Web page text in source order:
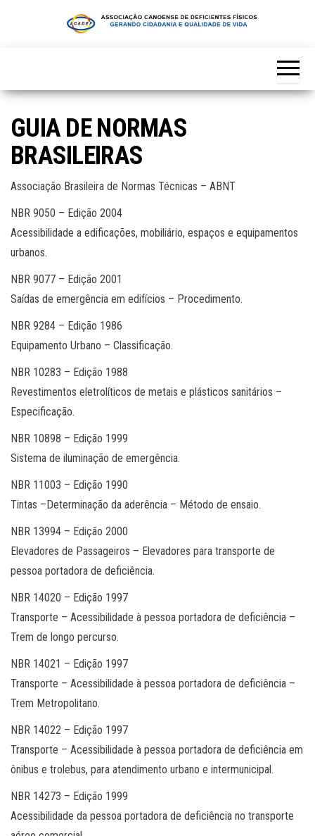
GUIA DE NORMAS
BRASILEIRAS
Associação Brasileira de Normas Técnicas – ABNT
NBR 9050 – Edição 2004
Acessibilidade a edificações, mobiliário, espaços e equipamentos
urbanos.
NBR 9077 – Edição 2001
Saídas de emergência em edifícios – Procedimento.
NBR 9284 – Edição 1986
Equipamento Urbano – Classificação.
NBR 10283 – Edição 1988
Revestimentos eletrolíticos de metais e plásticos sanitários –
Especificação.
NBR 10898 – Edição 1999
Sistema de iluminação de emergência.
NBR 11003 – Edição 1990
Tintas –Determinação da aderência – Método de ensaio.
NBR 13994 – Edição 2000
Elevadores de Passageiros – Elevadores para transporte de
pessoa portadora de deficiência.
NBR 14020 – Edição 1997
Transporte – Acessibilidade à pessoa portadora de deficiência –
Trem de longo percurso.
NBR 14021 – Edição 1997
Transporte – Acessibilidade à pessoa portadora de deficiência –
Trem Metropolitano.
NBR 14022 – Edição 1997
Transporte – Acessibilidade à pessoa portadora de deficiência em
ônibus e trolebus, para atendimento urbano e intermunicipal.
NBR 14273 – Edição 1999
Acessibilidade da pessoa portadora de deficiência no transporte